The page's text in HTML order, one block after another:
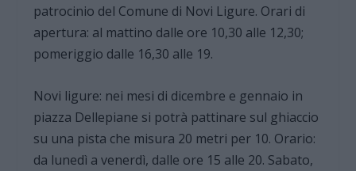
patrocinio del Comune di Novi Ligure. Orari di
apertura: al mattino dalle ore 10,30 alle 12,30;
pomeriggio dalle 16,30 alle 19.
Novi ligure: nei mesi di dicembre e gennaio in
piazza Dellepiane si potrà pattinare sul ghiaccio
su una pista che misura 20 metri per 10. Orario:
da lunedì a venerdì, dalle ore 15 alle 20. Sabato,